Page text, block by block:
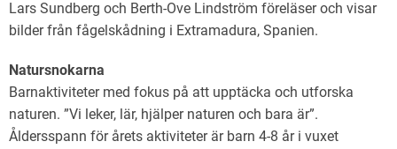
Lars Sundberg och Berth-Ove Lindström föreläser och visar
bilder från fågelskådning i Extramadura, Spanien.
Natursnokarna
Barnaktiviteter med fokus på att upptäcka och utforska
naturen. ”Vi leker, lär, hjälper naturen och bara är”.
Åldersspann för årets aktiviteter är barn 4-8 år i vuxet